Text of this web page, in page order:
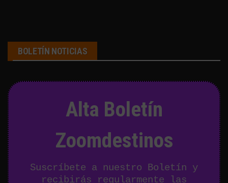
BOLETÍN NOTICIAS
Alta Boletín
Zoomdestinos
Suscríbete a nuestro Boletín y
recibirás regularmente las